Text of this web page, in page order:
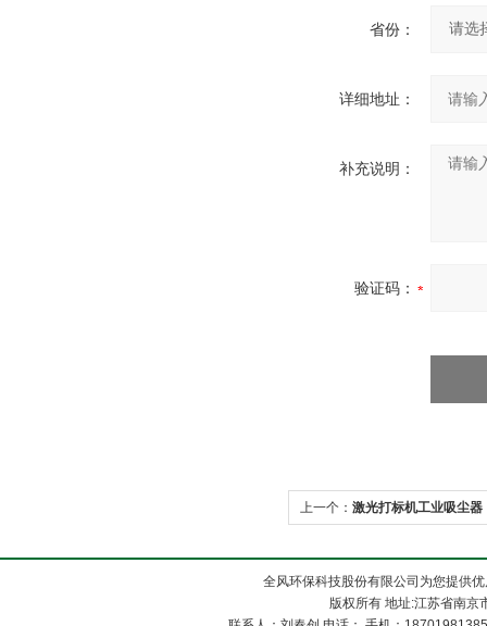
省份：
详细地址：
补充说明：
验证码：
上一个： 激光打标机工业吸尘器
全风环保科技股份有限公司为您提供
版权所有 地址:江苏省南